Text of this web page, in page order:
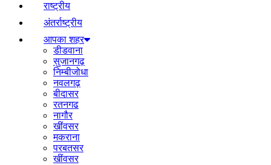
राष्ट्रीय
अंतर्राष्ट्रीय
आपका शहर
डीडवाना
सुजानगढ़
निम्बीजोधा
नवलगढ़
बीदासर
रतनगढ
नागौर
खींवसर
मकराना
परबतसर
खींवसर